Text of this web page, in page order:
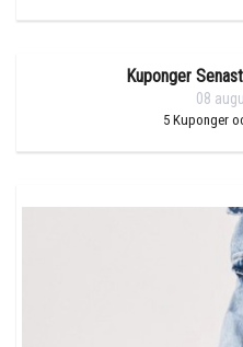
Kuponger
08
5 Kuponger